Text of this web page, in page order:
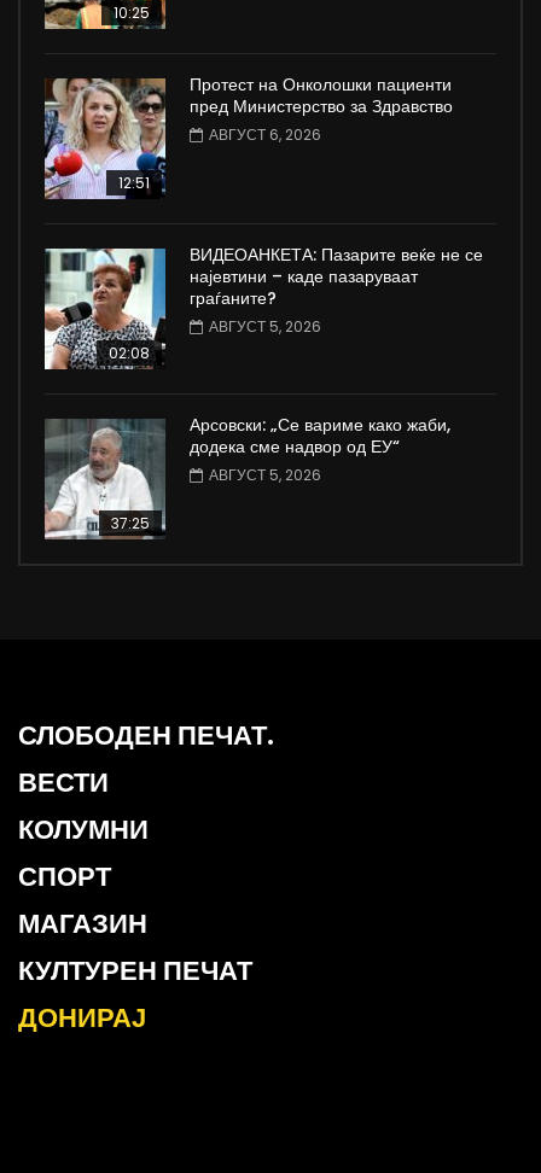
10:25
12:51
Протест на Онколошки пациенти
пред Министерство за Здравство
АВГУСТ 6, 2026
02:08
ВИДЕОАНКЕТА: Пазарите веќе не се
најевтини – каде пазаруваат
граѓаните?
АВГУСТ 5, 2026
37:25
Арсовски: „Се вариме како жаби,
додека сме надвор од ЕУ“
АВГУСТ 5, 2026
СЛОБОДЕН ПЕЧАТ.
ВЕСТИ
КОЛУМНИ
СПОРТ
МАГАЗИН
КУЛТУРЕН ПЕЧАТ
ДОНИРАЈ